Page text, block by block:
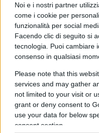
Noi e i nostri partner
come i cookie per
funzionalità per social
Facendo clic di seguito si
tecnologia. Puoi cambiare
consenso in qualsiasi
Please note that this
services and may gather
not limited to your visit or
grant or deny consent to
use your data for below
consent section.
#DI MATTEO
#MOVIMENTO 5 STELLE
SEDUTE
Vignetta